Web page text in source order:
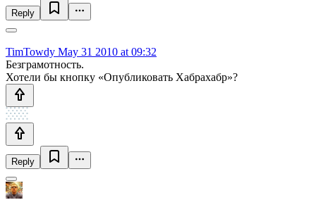
Reply
TimTowdy May 31 2010 at 09:32
Безграмотность.
Хотели бы кнопку «Опубликовать Хабрахабр»?
Reply